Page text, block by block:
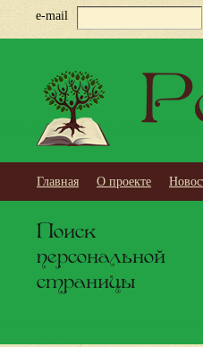
e-mail
Главная О проекте
Поиск
персональной
страницы